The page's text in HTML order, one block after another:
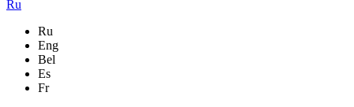
Ru
Ru
Eng
Bel
Es
Fr